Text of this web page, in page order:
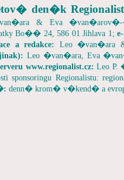
den�k
& Eva
Bo�� 24, 586 01 Jihlava 1;
a redakce: Leo �van�ara
Leo �van�ara, Eva
www.regionalist.cz: Leo P.
sponsoringu Regionalistu:
denn� krom� v�kend� a